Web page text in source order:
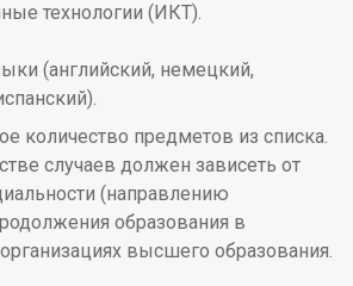
технологии (ИКТ).
(английский, немецкий,
количество предметов из списка.
случаев должен зависеть от
(направлению
образования в
высшего образования.